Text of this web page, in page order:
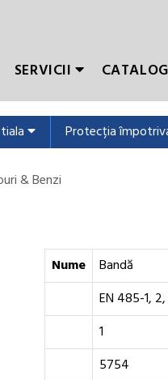
SERVICII CATALOG
Protecția
& Benzi
Nume
Bandă
EN 485-1,
1
5754